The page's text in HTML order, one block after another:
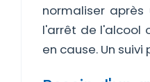
normaliser
l'arrêt de l'alcool
en cause. Un